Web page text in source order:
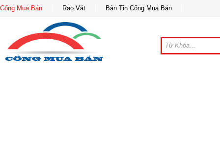
Cổng Mua Bán Rao Vặt Bản Tin Cổng Mua Bán